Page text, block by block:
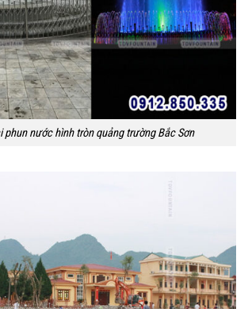
phun nước hình tròn quảng trường Bắc Sơn